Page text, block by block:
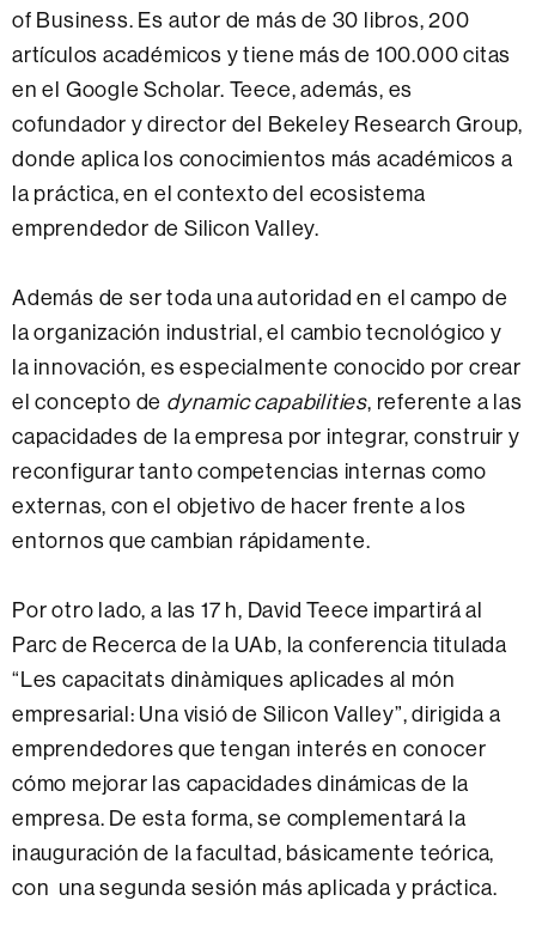
of Business. Es autor de más de 30 libros, 200
artículos académicos y tiene más de 100.000 citas
en el Google Scholar. Teece, además, es
cofundador y director del Bekeley Research Group,
donde aplica los conocimientos más académicos a
la práctica, en el contexto del ecosistema
emprendedor de Silicon Valley.
Además de ser toda una autoridad en el campo de
la organización industrial, el cambio tecnológico y
la innovación, es especialmente conocido por crear
el concepto de dynamic capabilities, referente a las
capacidades de la empresa por integrar, construir y
reconfigurar tanto competencias internas como
externas, con el objetivo de hacer frente a los
entornos que cambian rápidamente.
Por otro lado, a las 17 h, David Teece impartirá al
Parc de Recerca de la UAb, la conferencia titulada
“Les capacitats dinàmiques aplicades al món
empresarial: Una visió de Silicon Valley”, dirigida a
emprendedores que tengan interés en conocer
cómo mejorar las capacidades dinámicas de la
empresa. De esta forma, se complementará la
inauguración de la facultad, básicamente teórica,
con una segunda sesión más aplicada y práctica.